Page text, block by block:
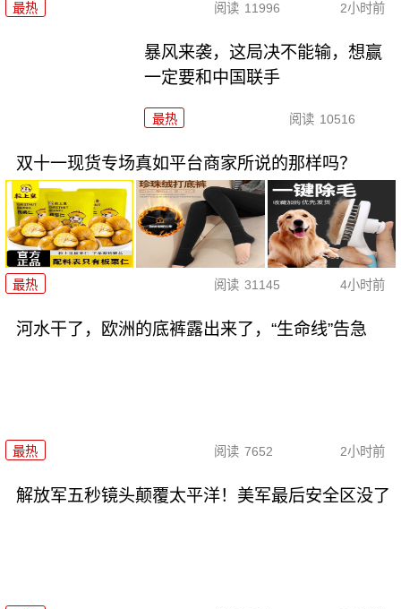
最热 阅读 11996 2小时前
暴风来袭，这局决不能输，想赢
一定要和中国联手
最热 阅读 10516
双十一现货专场真如平台商家所说的那样吗？
最热 阅读 31145 4小时前
河水干了，欧洲的底裤露出来了，“生命线”告急
最热 阅读 7652 2小时前
解放军五秒镜头颠覆太平洋！美军最后安全区没了